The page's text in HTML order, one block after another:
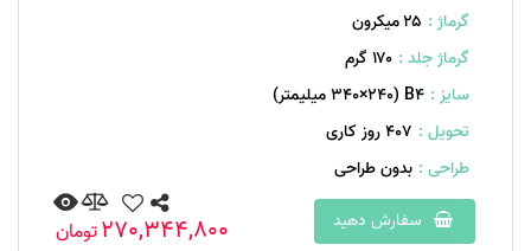
گرماژ : ۲۵ میکرون
گرماژ جلد : ۱۷۰ گرم
سایز : B۴ (۳۴۰×۲۴۰ میلیمتر)
تحویل : 407 روز کاری
طراحی : بدون طراحی
سفارش دهید
270,344,800تومان